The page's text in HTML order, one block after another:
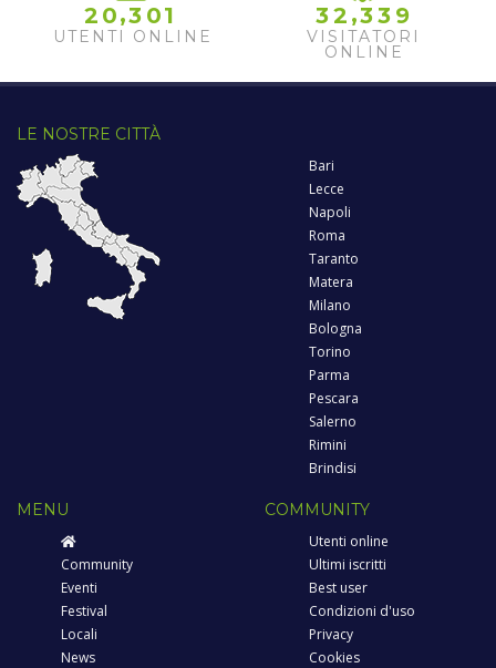
2 0,3 01
UTENTI ONLINE
32 ,33 9
VISITATORI
ONLINE
LE NOSTRE CITTÀ
Bari
Lecce
Napoli
Roma
Taranto
Matera
Milano
Bologna
Torino
Parma
Pescara
Salerno
Rimini
Brindisi
MENU
Community
Eventi
Festival
Locali
News
COMMUNITY
Utenti online
Ultimi iscritti
Best user
Condizioni d'uso
Privacy
Cookies